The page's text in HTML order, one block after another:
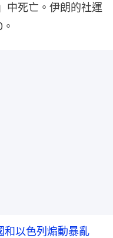
中死亡。伊朗的社運
和以色列煽動暴亂